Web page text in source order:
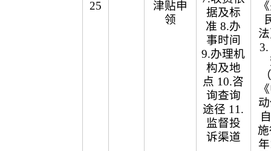
25
津贴申
领
据及标
准 8.办
事时间
9.办理机
构及地
点 10.咨
询查询
途径 11.
监督投
诉渠道